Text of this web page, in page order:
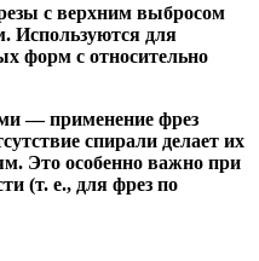
с верхним выбросом
Используются для
форм с относительно
— применение фрез
спирали делает их
Это особенно важно при
(т. е., для фрез по